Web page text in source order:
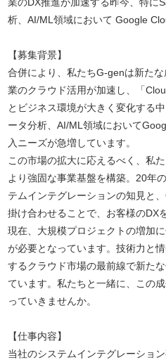
析、AI/ML領域において Google
【募集背景】
合併により、私たちG-genは新た
業のクラウド活用が加速し、「
とビジネス環境が大きく変化する
ータ分析、AI/ML領域において
入ニーズが急増しています。
この市場の拡大に応えるべく、私
より強固な事業基盤を構築。20年
テムインテグレーションの知見と
掛け合わせることで、お客様のDX
現在、大規模プロジェクトの増加
が必要となっています。技術力と
するクラウド市場の最前線で新た
ています。私たちと一緒に、この
っていきませんか。
【仕事内容】
当社のシステムインテグレーショ